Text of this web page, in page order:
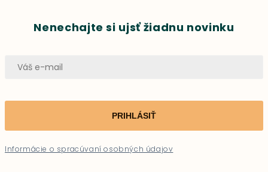
Nenechajte si ujsť žiadnu novinku
PRIHLÁSIŤ
Informácie o spracúvaní osobných údajov